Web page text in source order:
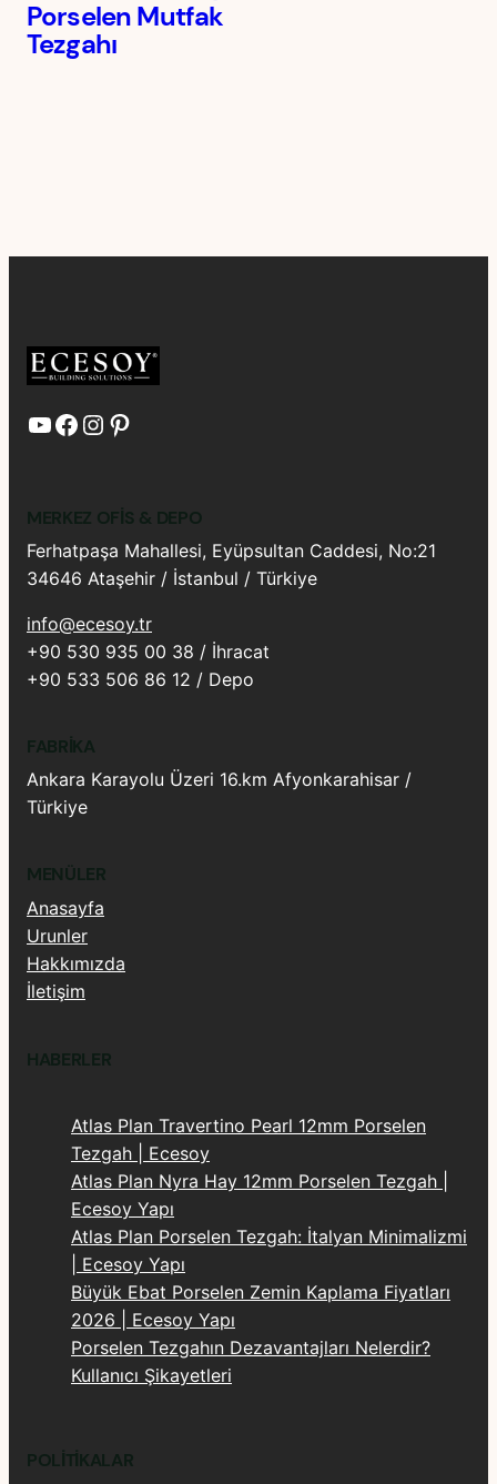
Porselen Mutfak
Tezgahı
YouTube Facebook Instagram Pinterest
MERKEZ OFIS & DEPO
Ferhatpaşa Mahallesi, Eyüpsultan Caddesi, No:21
34646 Ataşehir / İstanbul / Türkiye
info@ecesoy.tr
+90 530 935 00 38 / İhracat
+90 533 506 86 12 / Depo
FABRIKA
Ankara Karayolu Üzeri 16.km Afyonkarahisar /
Türkiye
MENÜLER
Anasayfa
Urunler
Hakkımızda
İletişim
HABERLER
Atlas Plan Travertino Pearl 12mm Porselen
Tezgah | Ecesoy
Atlas Plan Nyra Hay 12mm Porselen Tezgah |
Ecesoy Yapı
Atlas Plan Porselen Tezgah: İtalyan Minimalizmi
| Ecesoy Yapı
Büyük Ebat Porselen Zemin Kaplama Fiyatları
2026 | Ecesoy Yapı
Porselen Tezgahın Dezavantajları Nelerdir?
Kullanıcı Şikayetleri
POLITIKALAR